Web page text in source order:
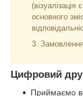
основного
Цифровий
Приймаємо в